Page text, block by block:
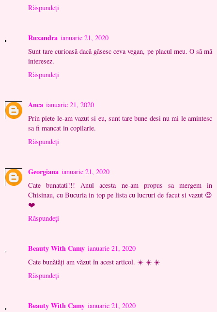
Răspundeți
Ruxandra ianuarie 21, 2020
Sunt tare curioasă dacă găsesc ceva vegan, pe placul meu. O să mă
interesez.
Răspundeți
Anca ianuarie 21, 2020
Prin piete le-am vazut si eu, sunt tare bune desi nu mi le amintesc
sa fi mancat in copilarie.
Răspundeți
Georgiana ianuarie 21, 2020
Cate bunatati!!! Anul acesta ne-am propus sa mergem in
Chisinau, cu Bucuria in top pe lista cu lucruri de facut si vazut 😍
❤️
Răspundeți
Beauty With Camy ianuarie 21, 2020
Cate bunătăți am văzut în acest articol. ☀️ ☀️ ☀️
Răspundeți
Beauty With Camy ianuarie 21, 2020